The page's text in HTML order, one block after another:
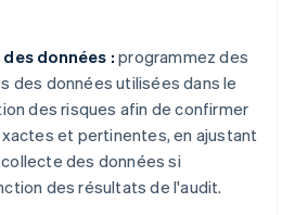
données :programmez des
des données utilisées dans le
des risques afin de confirmer
et pertinentes, en ajustant
des données si
des résultats de l'audit.